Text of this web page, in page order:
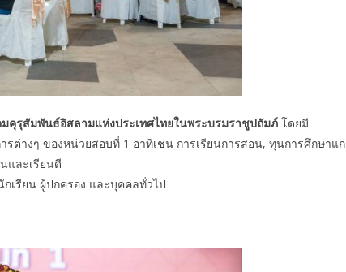
คุรุสัมพันธ์อิสลามแห่งประเทศไทยในพระบรมราชูปถัมภ์ โดยมี
ต่างๆ ของหน่วยสอบที่ 1 อาทิเช่น การเรียนการสอน, ทุนการศึกษาแก่
และเรียนดี
เรียน ผู้ปกครอง และบุคคลทั่วไป